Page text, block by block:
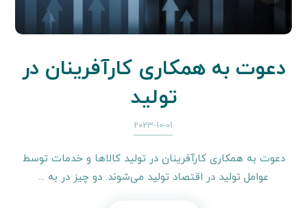
دعوت به همکاری کارآفرینان در
تولید
2023-10-01
دعوت به همکاری کارآفرینان در تولید کالاها و خدمات توسط
عوامل تولید در اقتصاد تولید می‌شوند. دو چیز در به ...